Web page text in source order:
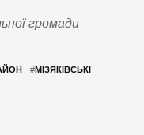
громади
#МІЗЯКІВСЬКІ